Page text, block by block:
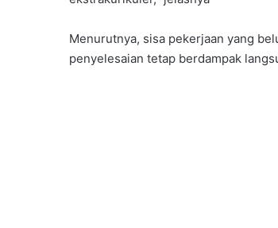
Menurutnya, sisa pekerjaan yang
penyelesaian tetap berdampak